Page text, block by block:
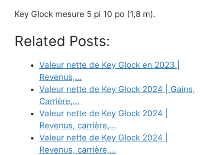
Key Glock mesure 5 pi 10 po (1,8 m).
Related Posts:
Valeur nette de Key Glock en 2023 |
Revenus,…
Valeur nette de Key Glock 2024 | Gains,
Carrière,…
Valeur nette de Key Glock 2024 |
Revenus, carrière,…
Valeur nette de Key Glock 2024 |
Revenus, carrière,…